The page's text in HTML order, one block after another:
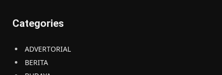
Categories
ADVERTORIAL
BERITA